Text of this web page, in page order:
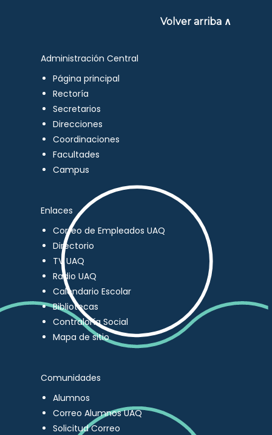
Volver arriba ∧
Administración Central
Página principal
Rectoría
Secretarios
Direcciones
Coordinaciones
Facultades
Campus
Enlaces
Correo de Empleados UAQ
Directorio
TV UAQ
Radio UAQ
Calendario Escolar
Bibliotecas
Contraloría Social
Mapa de sitio
Comunidades
Alumnos
Correo Alumnos UAQ
Solicitud Correo